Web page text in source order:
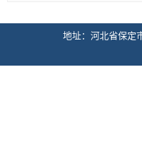
地址：河北省保定